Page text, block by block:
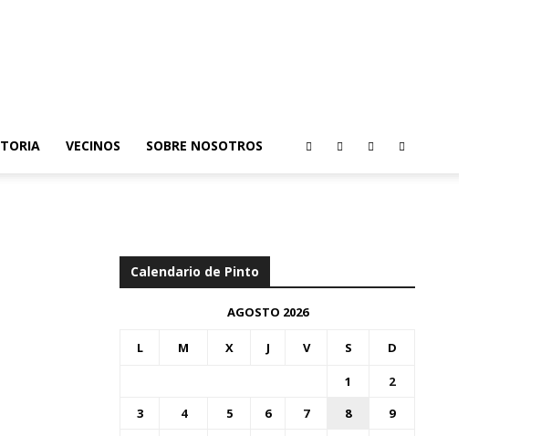
VECINOS SOBRE NOSOTROS
Calendario de Pinto
AGOSTO 2026
L M X J V S D
1
2
3
4 5 6 7 8
9